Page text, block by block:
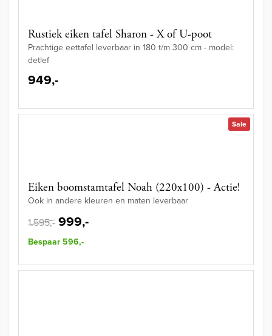
Rustiek eiken tafel Sharon - X of U-poot
Prachtige eettafel leverbaar in 180 t/m 300 cm - model:
detlef
949,-
Sale
Eiken boomstamtafel Noah (220x100) - Actie!
Ook in andere kleuren en maten leverbaar
1.595,- 999,-
Bespaar 596,-